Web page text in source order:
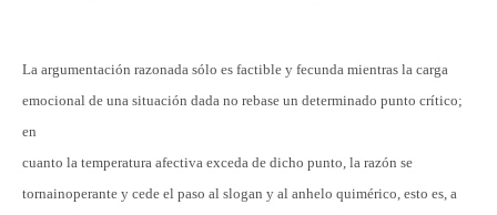
La argumentación razonada sólo es factible y fecunda mientras la carga
emocional de una situación dada no rebase un determinado punto crítico;
en
cuanto la temperatura afectiva exceda de dicho punto, la razón se
tornainoperante y cede el paso al slogan y al anhelo quimérico, esto es, a